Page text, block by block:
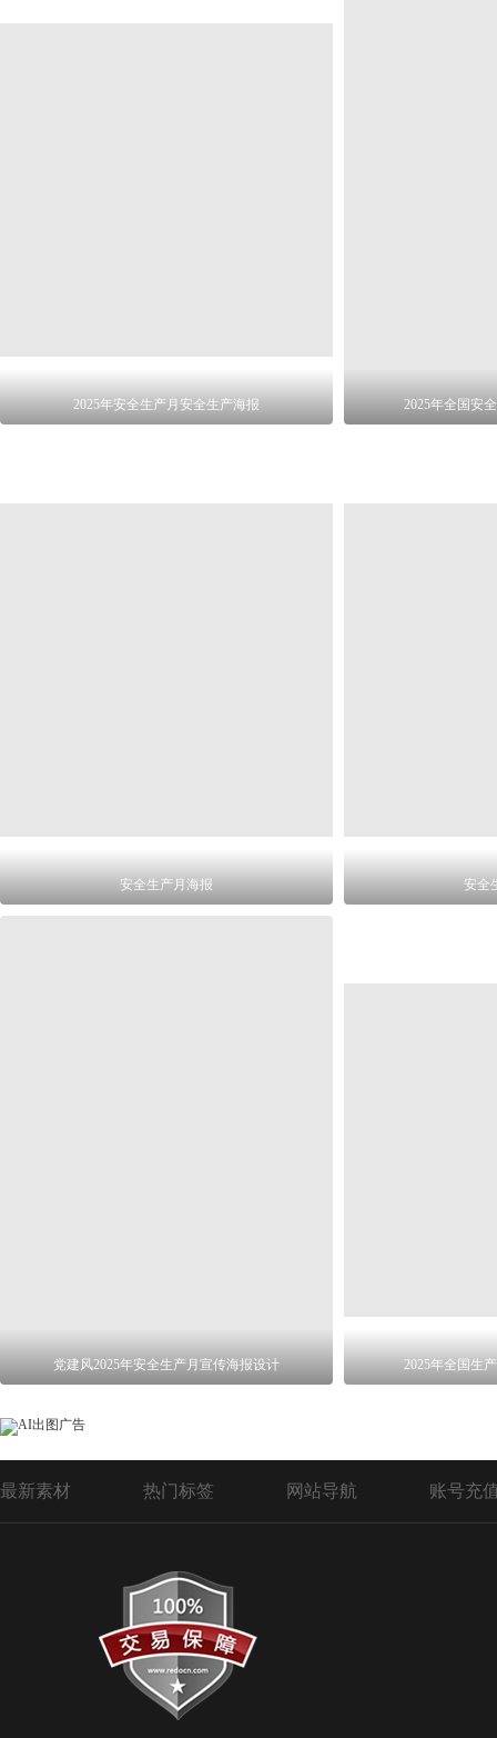
2025年安全生产月安全生产海报 2025年全国安
安全生产月海报 安全
党建风2025年安全生产月宣传海报设计 2025年全国生
最新素材 热门标签 网站导航 账号充